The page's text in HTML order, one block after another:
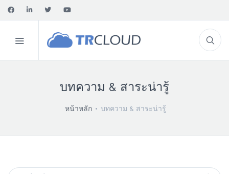
บทความ & สาระน่ารู้
หน้าหลัก บทความ & สาระน่ารู้